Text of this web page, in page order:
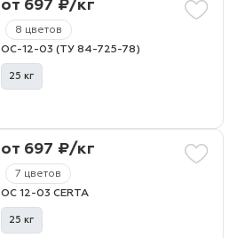
8 цветов
от 697 ₽/кг
ОС-12-03 (ТУ 84-725-78)
25 кг
7 цветов
от 697 ₽/кг
ОС 12-03 CERTA
25 кг